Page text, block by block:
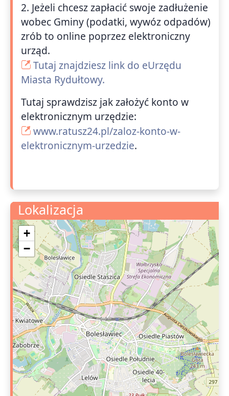
2. Jeżeli chcesz zapłacić swoje zadłużenie
wobec Gminy (podatki, wywóz odpadów)
zrób to online poprzez elektroniczny
urząd.
Tutaj znajdziesz link do eUrzędu
Miasta Rydułtowy.
Tutaj sprawdzisz jak założyć konto w
elektronicznym urzędzie:
www.ratusz24.pl/zaloz-konto-w-
elektronicznym-urzedzie.
Lokalizacja
+
−